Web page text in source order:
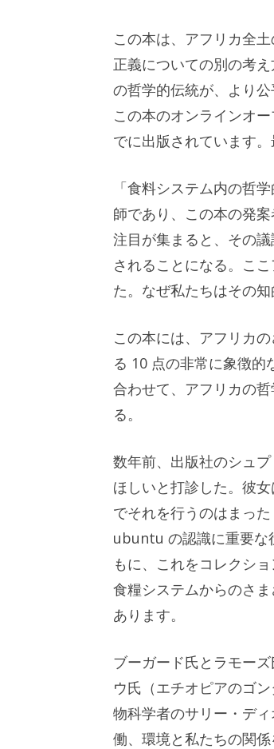
この本は、アフリカ全
正義についての別の考
の哲学的伝統が、より
この本のオンラインオ
でに出版されています
「食料システム内の哲
師であり、この本の発
注目が集まると、その
されることになる。こ
た。なぜ私たちはその
この本には、アフリカ
る 10 点の非常に象徴的
合わせて、アフリカの
る。
数年前、出版社のシュ
ほしいと打診した。彼
でそれを行うのはまっ
ubuntu の認識に重要な
もに、これをコレクシ
食糧システムからのさ
あります。
ブーガード氏とラモー
ウ氏（エチオピアのゴ
物科学者のサリー・デ
働、環境と私たちの関